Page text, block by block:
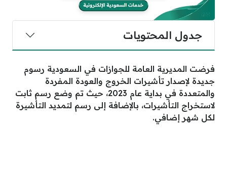
جدول المحتويات
فرضت المديرية العامة للجوازات في السعودية رسوم
جديدة لإصدار تأشيرات الخروج والعودة المفردة
والمتعددة في بداية عام 2023، حيث تم وضع رسم ثابت
لاستخراج التأشيرات، بالإضافة إلى رسم لتمديد التأشيرة
لكل شهر إضافي.